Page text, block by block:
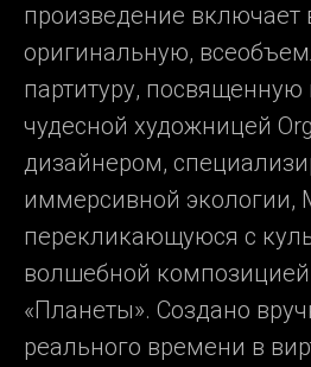
произведение включает
оригинальную,
партитуру,
чудесной художницей
дизайнером,
иммерсивной экологии,
перекликающуюся с
волшебной композицией
«Планеты». Создано
реального времени в